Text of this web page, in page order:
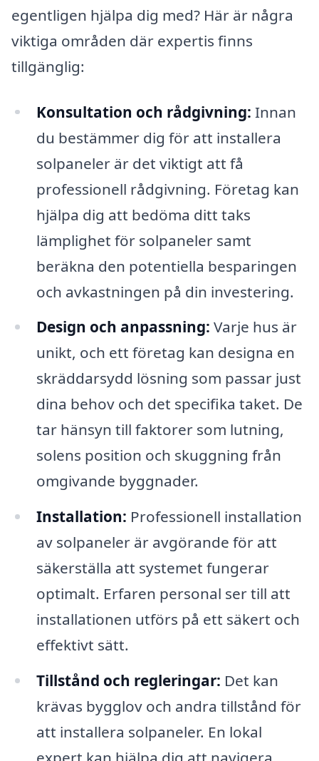
egentligen hjälpa dig med? Här är några
viktiga områden där expertis finns
tillgänglig:
Konsultation och rådgivning: Innan
du bestämmer dig för att installera
solpaneler är det viktigt att få
professionell rådgivning. Företag kan
hjälpa dig att bedöma ditt taks
lämplighet för solpaneler samt
beräkna den potentiella besparingen
och avkastningen på din investering.
Design och anpassning: Varje hus är
unikt, och ett företag kan designa en
skräddarsydd lösning som passar just
dina behov och det specifika taket. De
tar hänsyn till faktorer som lutning,
solens position och skuggning från
omgivande byggnader.
Installation: Professionell installation
av solpaneler är avgörande för att
säkerställa att systemet fungerar
optimalt. Erfaren personal ser till att
installationen utförs på ett säkert och
effektivt sätt.
Tillstånd och regleringar: Det kan
krävas bygglov och andra tillstånd för
att installera solpaneler. En lokal